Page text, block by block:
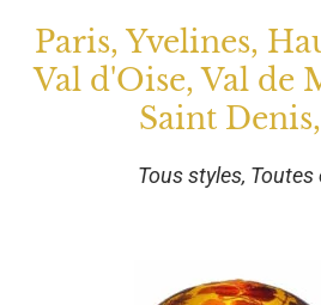
Paris, Yvelines,
Val d'Oise, Val de
Saint
Tous styles,